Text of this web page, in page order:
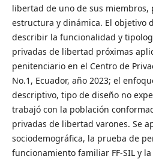
libertad de uno de sus miembros,
estructura y dinámica. El objetivo
describir la funcionalidad y
privadas de libertad próximas
penitenciario en el Centro de
No.1, Ecuador, año 2023; el
descriptivo, tipo de diseño no
trabajó con la población
privadas de libertad varones. Se
sociodemográfica, la prueba de
funcionamiento familiar FF-SIL y